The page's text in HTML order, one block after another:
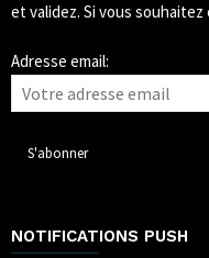
et validez. Si vous souhaitez
Adresse email:
NOTIFICATIONS PUSH